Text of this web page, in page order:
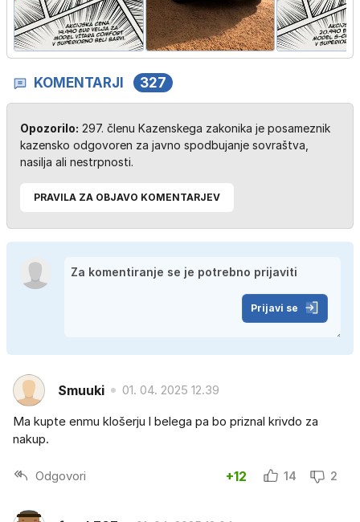
KOMENTARJI 327
Opozorilo: 297. členu Kazenskega zakonika je posameznik
kazensko odgovoren za javno spodbujanje sovraštva,
nasilja ali nestrpnosti.
PRAVILA ZA OBJAVO KOMENTARJEV
Prijavi se
Smuuki 01. 04. 2025 12.39
Ma kupte enmu klošerju l belega pa bo priznal krivdo za
nakup.
Odgovori +12 14 2